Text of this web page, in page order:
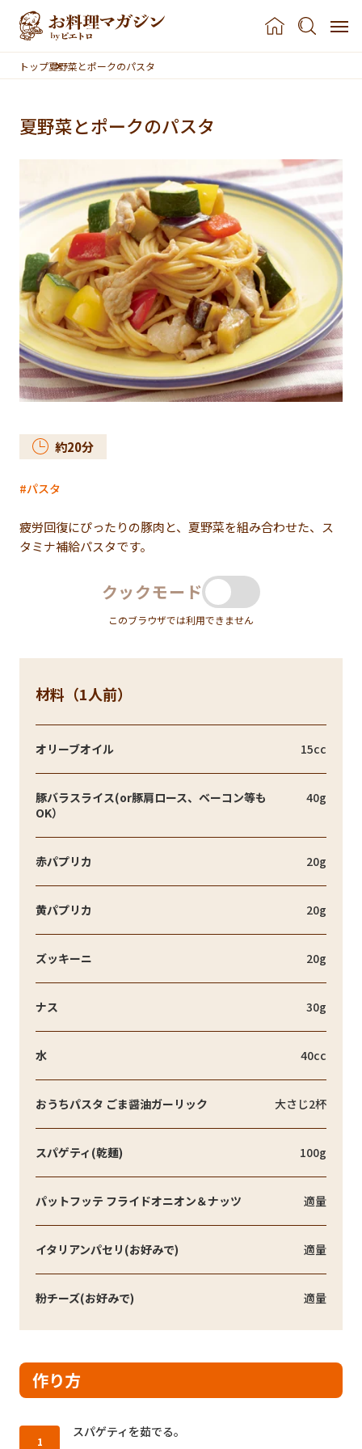
本文へスキップ
トップ夏野菜とポークのパスタ
夏野菜とポークのパスタ
約20分
パスタ
疲労回復にぴったりの豚肉と、夏野菜を組み合わせた、ス
タミナ補給パスタです。
クックモード
このブラウザでは利用できません
材料（1人前）
オリーブオイル 15cc
豚バラスライス(or豚肩ロース、ベーコン等も
OK）
40g
赤パプリカ 20g
黄パプリカ 20g
ズッキーニ 20g
ナス 30g
水 40cc
おうちパスタ ごま醤油ガーリック 大さじ2杯
スパゲティ(乾麺) 100g
パットフッテ フライドオニオン＆ナッツ 適量
イタリアンパセリ(お好みで) 適量
粉チーズ(お好みで) 適量
作り方
作り方1：
スパゲティを茹でる。